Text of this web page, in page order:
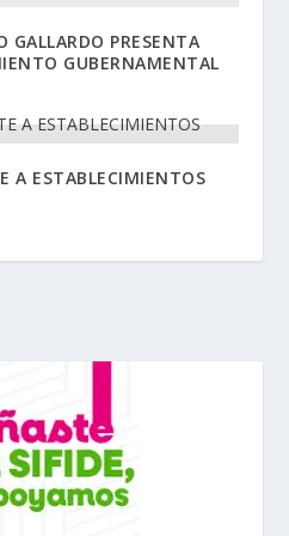
GALLARDO PRESENTA
GUBERNAMENTAL
A ESTABLECIMIENTOS